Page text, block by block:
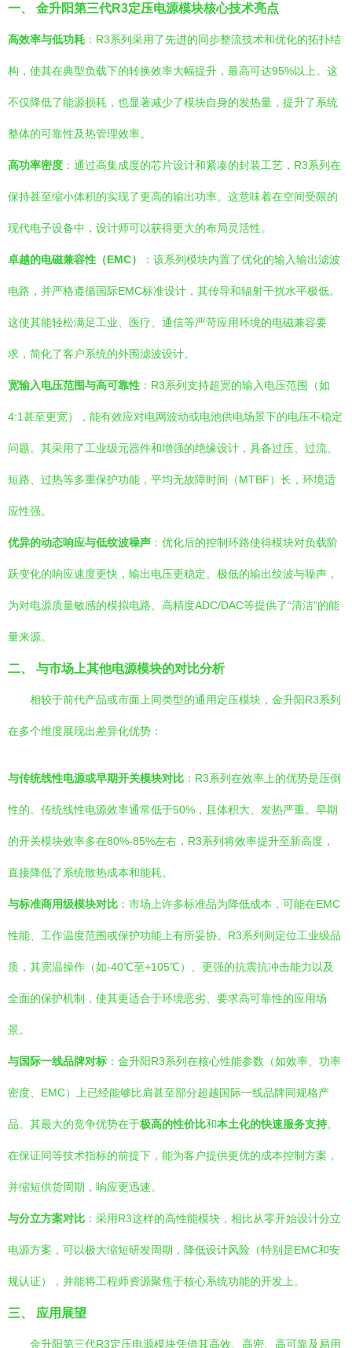
一、 金升阳第三代R3定压电源模块核心技术亮点
高效率与低功耗 ：R3系列采用了先进的同步整流技术和优化的拓扑结
构，使其在典型负载下的转换效率大幅提升，最高可达95%以上。这
不仅降低了能源损耗，也显著减少了模块自身的发热量，提升了系统
整体的可靠性及热管理效率。
高功率密度 ：通过高集成度的芯片设计和紧凑的封装工艺，R3系列在
保持甚至缩小体积的实现了更高的输出功率。这意味着在空间受限的
现代电子设备中，设计师可以获得更大的布局灵活性。
卓越的电磁兼容性（EMC） ：该系列模块内置了优化的输入输出滤波
电路，并严格遵循国际EMC标准设计，其传导和辐射干扰水平极低。
这使其能轻松满足工业、医疗、通信等严苛应用环境的电磁兼容要
求，简化了客户系统的外围滤波设计。
宽输入电压范围与高可靠性 ：R3系列支持超宽的输入电压范围（如
4:1甚至更宽），能有效应对电网波动或电池供电场景下的电压不稳定
问题。其采用了工业级元器件和增强的绝缘设计，具备过压、过流、
短路、过热等多重保护功能，平均无故障时间（MTBF）长，环境适
应性强。
优异的动态响应与低纹波噪声 ：优化后的控制环路使得模块对负载阶
跃变化的响应速度更快，输出电压更稳定。极低的输出纹波与噪声，
为对电源质量敏感的模拟电路、高精度ADC/DAC等提供了“清洁”的能
量来源。
二、 与市场上其他电源模块的对比分析
相较于前代产品或市面上同类型的通用定压模块，金升阳R3系列
在多个维度展现出差异化优势：
与传统线性电源或早期开关模块对比 ：R3系列在效率上的优势是压倒
性的。传统线性电源效率通常低于50%，且体积大、发热严重。早期
的开关模块效率多在80%-85%左右，R3系列将效率提升至新高度，
直接降低了系统散热成本和能耗。
与标准商用级模块对比 ：市场上许多标准品为降低成本，可能在EMC
性能、工作温度范围或保护功能上有所妥协。R3系列则定位工业级品
质，其宽温操作（如-40℃至+105℃）、更强的抗震抗冲击能力以及
全面的保护机制，使其更适合于环境恶劣、要求高可靠性的应用场
景。
与国际一线品牌对标 ：金升阳R3系列在核心性能参数（如效率、功率
密度、EMC）上已经能够比肩甚至部分超越国际一线品牌同规格产
品。其最大的竞争优势在于极高的性价比和本土化的快速服务支持。
在保证同等技术指标的前提下，能为客户提供更优的成本控制方案，
并缩短供货周期，响应更迅速。
与分立方案对比 ：采用R3这样的高性能模块，相比从零开始设计分立
电源方案，可以极大缩短研发周期，降低设计风险（特别是EMC和安
规认证），并能将工程师资源聚焦于核心系统功能的开发上。
三、 应用展望
金升阳第三代R3定压电源模块凭借其高效、高密、高可靠及易用